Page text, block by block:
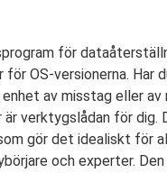
för
för OS-versionerna. Har
av misstag eller av
är verktygslådan för dig.
gör det idealiskt för
och experter.